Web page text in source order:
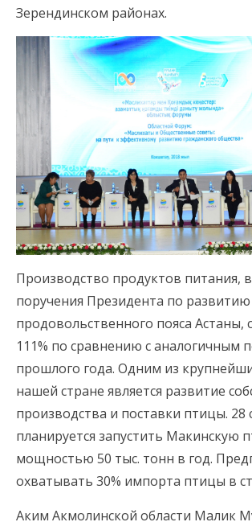
Зерендинском районах.
Производство продуктов питания,
поручения Президента по развитию
продовольственного пояса Астаны,
111% по сравнению с аналогичным
прошлого года. Одним из
нашей стране является развитие
производства и поставки птицы. 28
планируется запустить Макинскую
мощностью 50 тыс. тонн в год.
охватывать 30% импорта птицы в
Аким Акмолинской области Малик